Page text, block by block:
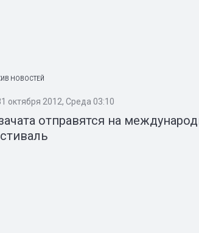
НОВОСТЕЙ
октября 2012, Среда 03:10
отправятся на